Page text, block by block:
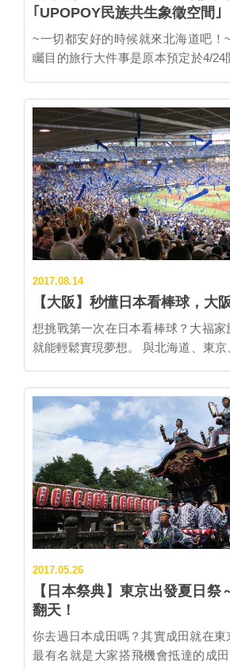
｢UPOPOY民族共生象徵空間｣
~一切都安好的時候就來北海道吧！~ 2020北海道最受
矚目的旅行大件事是原本預定於4/24
住民｢愛努族｣歷史與文化為主題的
上3年時間打造，是北海道居民最
濟的新景點，白老町還特別規劃將
的巴士，卻因受到新冠肺炎疫情影
再度延後。(2020.6.19更新：已確定
幕日) ▲｢UPOPOY民族共生象徵空間｣園區示意圖(提
供：公益財團法人 愛努民族文化財團) 結合｢國立愛努
族博物館｣與｢國立民族共生公園｣
民族共生象徵空間｣，位於大家熟悉
物館｣舊址重新打造，佔地廣達10萬
合自然風情十足，四季展現不同魅力
更加吸引人。 愛努民族是以北海道為主，並分佈於庫頁
島南部、千島列島、東北地區的原住
保存在北海道。為了讓珍貴的愛努文
便有｢愛努民族博物館｣誕生，歷史超
度以國家層級來全面支持。 重頭戲全新「國立愛努民族
博物館」是棟二層樓的狹長建築
LOGO，1樓有能容納近百人的劇場
的愛努族介紹，還有藏書豐富的圖
▲建築外觀便可見到博物館LOGO。 (提供：公益財
法人 愛努民族文化財團) 2樓分為常設展、特別展區，更
樓櫃台租借語...…
2017.08.14
【大阪】秒懂日本看棒球，大
想挑戰第一次在日本看棒球？大福家
就能輕鬆實現夢想。 與北海道、東京、福岡、名古屋一
36,000人一同觀賽，主場球隊為「
隸屬於太平洋聯盟，除了棒球，平常
大型活動等場地使用。 為希望更多台灣遊客能夠到大阪
觀賞棒球賽事，當地主場球隊「大阪
邀請大福家族前往採訪，深入球場的
的報導。 距離大阪京瓷巨蛋球場最近的車站為大阪市營
地下鐵「巨蛋前千代崎」站或阪神
前」站，從最熱鬧的心齋橋或難波
車程就能抵達。 一到大阪市營地下鐵「巨蛋前千代崎」
宣傳。 無論是從地下鐵的「巨蛋前千代崎」站或阪神電
鐵難波線「巨蛋前」站，都是出站
方向。 大阪京瓷巨蛋就緊鄰著AEON Mall。 想來大阪
巨蛋看棒球，當然首要是購票，可
買，官網已經建置機器翻譯系統，依
2017.05.26
【日本祭典】東京出發夏日祭
翻天！
你去過日本成田嗎？其實成田就在東
最有名就是大家搭飛機會抵達的成